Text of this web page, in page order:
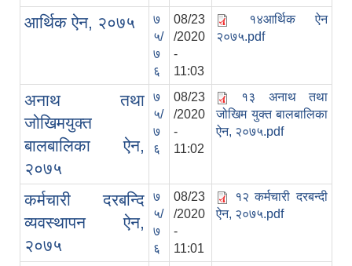
आर्थिक ऐन, २०७५
७
५/
७
६
08/23
/2020
-
11:03
१४आर्थिक ऐन
२०७५.pdf
अनाथ तथा
जोखिमयुक्त
बालबालिका ऐन,
२०७५
७
५/
७
६
08/23
/2020
-
11:02
१३ अनाथ तथा
जोखिम युक्त बालबालिका
ऐन, २०७५.pdf
कर्मचारी दरबन्दि
व्यवस्थापन ऐन,
२०७५
७
५/
७
६
08/23
/2020
-
11:01
१२ कर्मचारी दरबन्दी
ऐन, २०७५.pdf